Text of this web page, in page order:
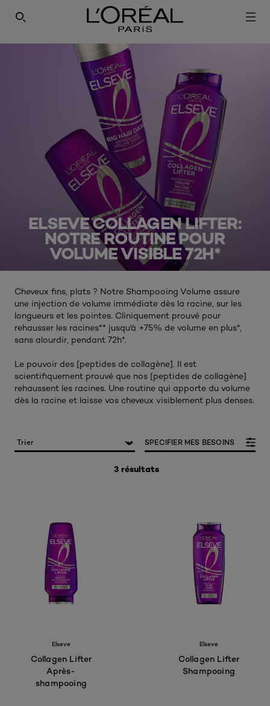
ELSEVE COLLAGEN LIFTER:
NOTRE ROUTINE POUR
VOLUME VISIBLE 72H*​
Cheveux fins, plats ? Notre Shampooing Volume assure
une injection de volume immédiate dès la racine, sur les
longueurs et les pointes. Cliniquement prouvé pour
rehausser les racines** jusqu'à +75% de volume en plus*,
sans alourdir, pendant 72h*.
Le pouvoir des [peptides de collagène]. Il est
scientifiquement prouvé que nos [peptides de collagène]
rehaussent les racines. Une routine qui apporte du volume
dès la racine et laisse vos cheveux visiblement plus denses.
3 résultats
SPECIFIER MES BESOINS
Elseve
Collagen Lifter
Après-
shampooing
Elseve
Collagen Lifter
Shampooing